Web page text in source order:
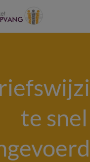
te snel